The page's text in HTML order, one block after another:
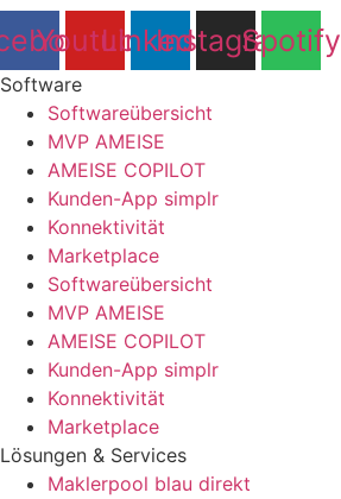
YoutubeLinkedin
Instagram
Spotify
Software
Softwareübersicht
MVP AMEISE
AMEISE COPILOT
Kunden-App simplr
Konnektivität
Marketplace
Softwareübersicht
MVP AMEISE
AMEISE COPILOT
Kunden-App simplr
Konnektivität
Marketplace
Lösungen & Services
Maklerpool blau direkt